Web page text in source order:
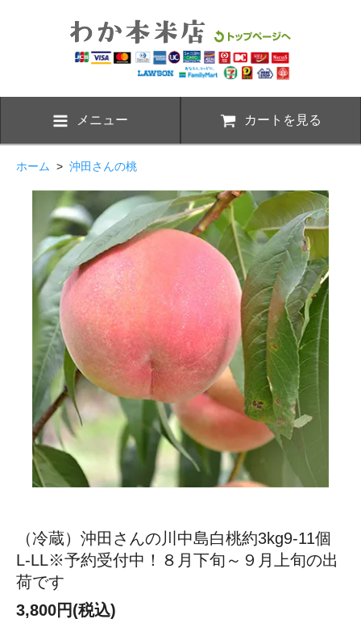
メニュー カートを見る
ホーム > 沖田さんの桃
（冷蔵）沖田さんの川中島白桃約3kg9-11個
L-LL※予約受付中！８月下旬～９月上旬の出
荷です
3,800円(税込)